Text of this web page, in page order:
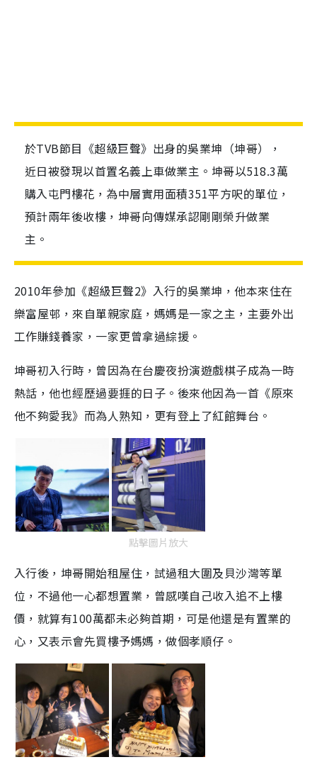
於TVB節目《超級巨聲》出身的吳業坤（坤哥），
近日被發現以首置名義上車做業主。坤哥以518.3萬
購入屯門樓花，為中層實用面積351平方呎的單位，
預計兩年後收樓，坤哥向傳媒承認剛剛榮升做業
主。
2010年參加《超級巨聲2》入行的吳業坤，他本來住在
樂富屋邨，來自單親家庭，媽媽是一家之主，主要外出
工作賺錢養家，一家更曾拿過綜援。
坤哥初入行時，曾因為在台慶夜扮演遊戲棋子成為一時
熱話，他也經歷過要捱的日子。後來他因為一首《原來
他不夠愛我》而為人熟知，更有登上了紅館舞台。
點擊圖片放大
入行後，坤哥開始租屋住，試過租大圍及貝沙灣等單
位，不過他一心都想置業，曾感嘆自己收入追不上樓
價，就算有100萬都未必夠首期，可是他還是有置業的
心，又表示會先買樓予媽媽，做個孝順仔。